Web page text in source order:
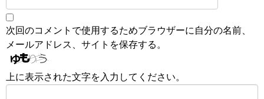
次回のコメントで使用するためブラウザーに自分の名前、
メールアドレス、サイトを保存する。
上に表示された文字を入力してください。